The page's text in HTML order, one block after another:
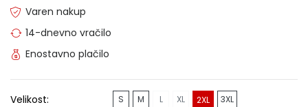
Varen nakup
14-dnevno vračilo
Enostavno plačilo
Velikost: S M L XL 2XL 3XL